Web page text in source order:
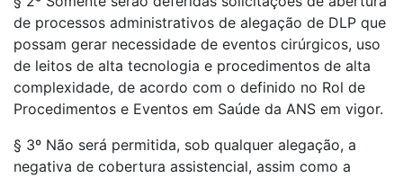
de processos administrativos de alegação de DLP que
possam gerar necessidade de eventos cirúrgicos, uso
de leitos de alta tecnologia e procedimentos de alta
complexidade, de acordo com o definido no Rol de
Procedimentos e Eventos em Saúde da ANS em vigor.
§ 3º Não será permitida, sob qualquer alegação, a
negativa de cobertura assistencial, assim como a